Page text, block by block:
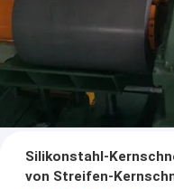
Silikonstahl-
von Streifen-